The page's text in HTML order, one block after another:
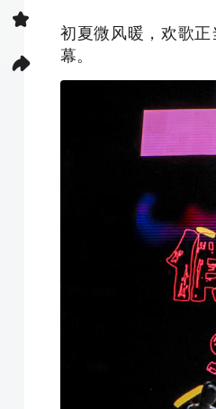
初夏微风暖，欢歌
幕。